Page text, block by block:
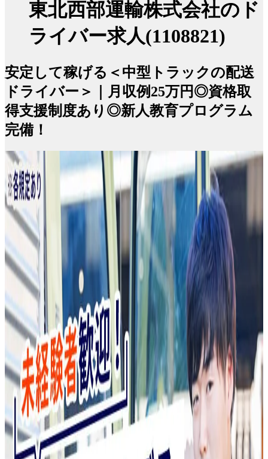
東北西部運輸株式会社のド
ライバー求人(1108821)
安定して稼げる＜中型トラックの配送
ドライバー＞｜月収例25万円◎資格取
得支援制度あり◎新人教育プログラム
完備！